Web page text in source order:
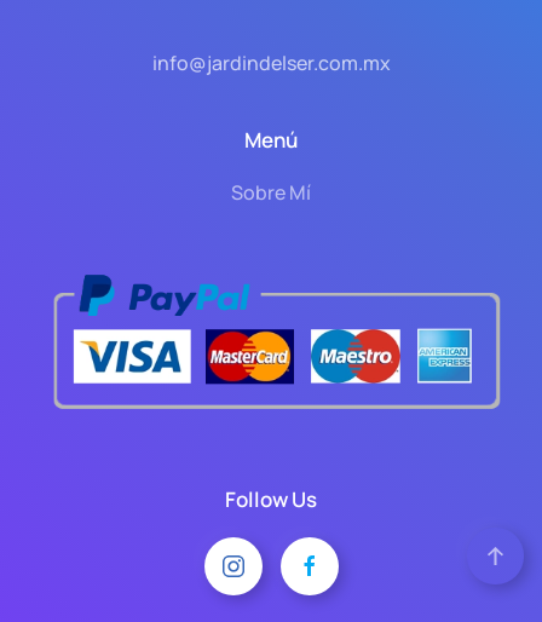
info@jardindelser.com.mx
Menú
Sobre Mí
Follow Us